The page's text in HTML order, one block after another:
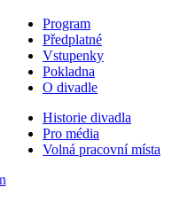
Program
Předplatné
Vstupenky
Pokladna
O divadle
Historie divadla
Pro média
Volná pracovní místa